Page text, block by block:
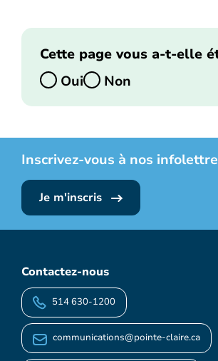
Cette page vous a-t-elle
Oui
Non
Inscrivez-vous à nos
Je m'inscris
Contactez-nous
514 630-1200
communications@pointe-claire.ca